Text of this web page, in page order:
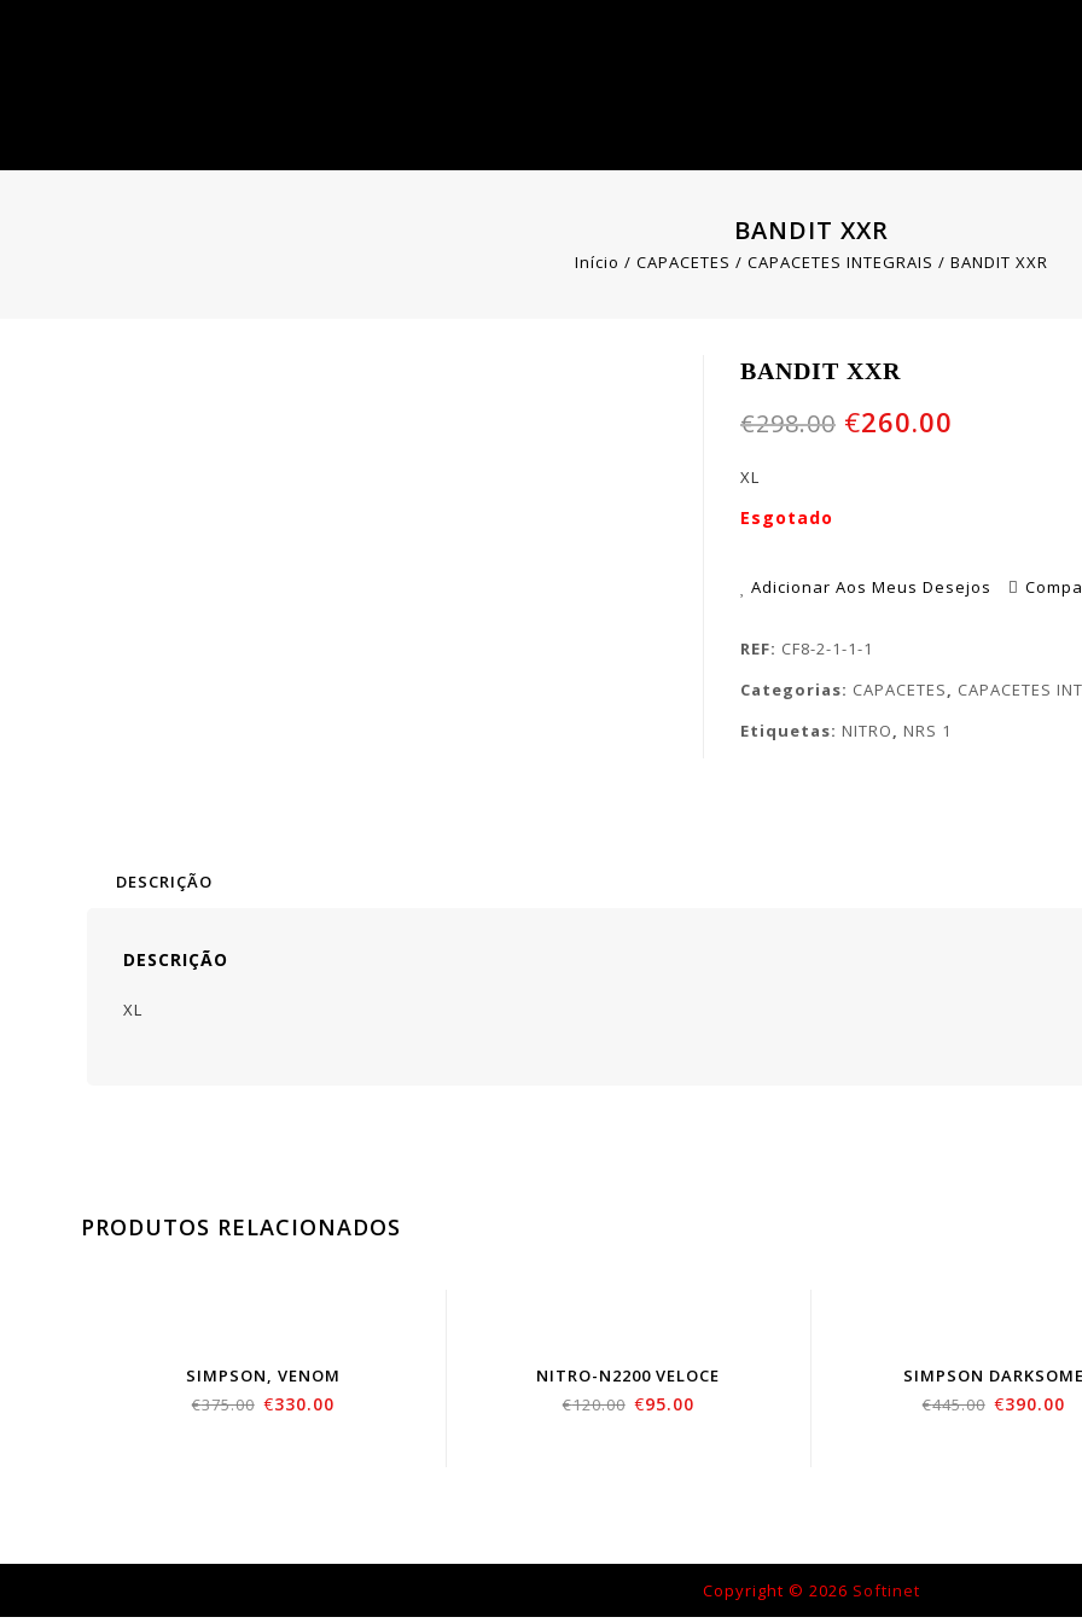
BANDIT XXR
Início / CAPACETES / CAPACETES INTEGRAIS / BANDIT XXR
BANDIT XXR
€298.00 €260.00
XL
Esgotado
Adicionar Aos Meus Desejos
REF: CF8-2-1-1-1
Categorias: CAPACETES, CAPACETES
Etiquetas: NITRO, NRS 1
DESCRIÇÃO
DESCRIÇÃO
XL
PRODUTOS RELACIONADOS
SIMPSON, VENOM
€375.00 €330.00
NITRO-N2200 VELOCE
€120.00 €95.00
SIMPSON DARKSOME
€445.00 €390.00
Copyright © 2026 Softinet